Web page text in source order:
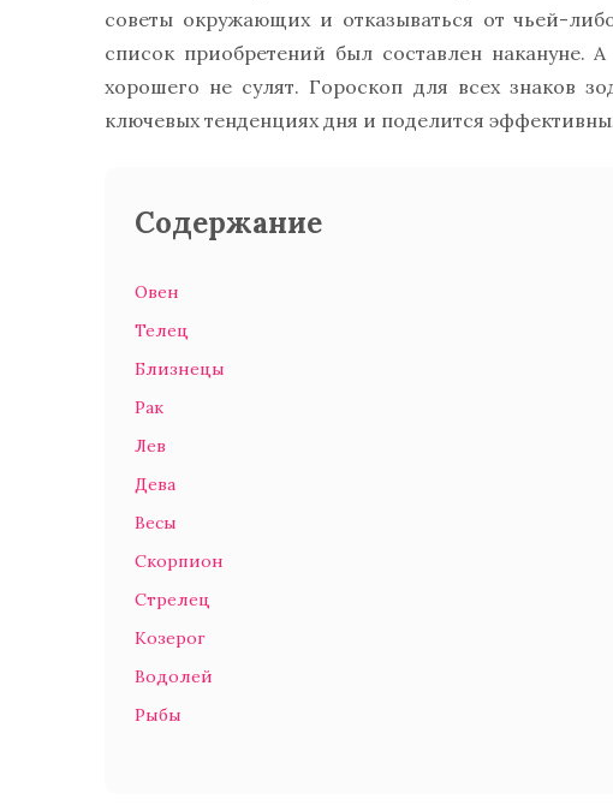
советы окружающих и отказываться от чьей-
список приобретений был составлен накануне.
хорошего не сулят. Гороскоп для всех знаков
ключевых тенденциях дня и поделится
Содержание
Овен
Телец
Близнецы
Рак
Лев
Дева
Весы
Скорпион
Стрелец
Козерог
Водолей
Рыбы